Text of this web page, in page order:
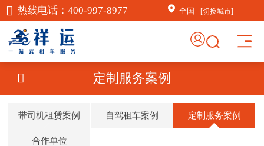
热线电话： 400-997-8977 全国 [切换城市]
定制服务案例
带司机租赁案例 自驾租车案例 定制服务案例
合作单位
感谢信任！
限公司周琦竭诚为您服